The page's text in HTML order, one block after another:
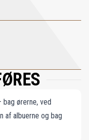
ørerne, ved
af albuerne og bag